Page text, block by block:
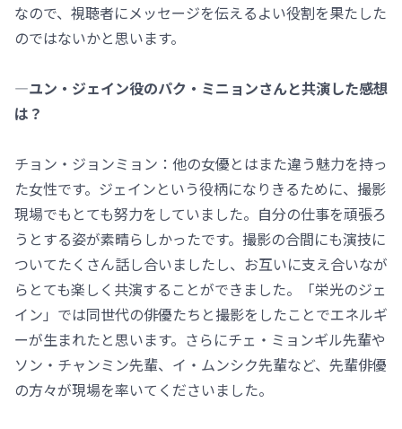
なので、視聴者にメッセージを伝えるよい役割を果たした
のではないかと思います。
―ユン・ジェイン役のパク・ミニョンさんと共演した感想
は？
チョン・ジョンミョン：他の女優とはまた違う魅力を持っ
た女性です。ジェインという役柄になりきるために、撮影
現場でもとても努力をしていました。自分の仕事を頑張ろ
うとする姿が素晴らしかったです。撮影の合間にも演技に
ついてたくさん話し合いましたし、お互いに支え合いなが
らとても楽しく共演することができました。「栄光のジェ
イン」では同世代の俳優たちと撮影をしたことでエネルギ
ーが生まれたと思います。さらにチェ・ミョンギル先輩や
ソン・チャンミン先輩、イ・ムンシク先輩など、先輩俳優
の方々が現場を率いてくださいました。